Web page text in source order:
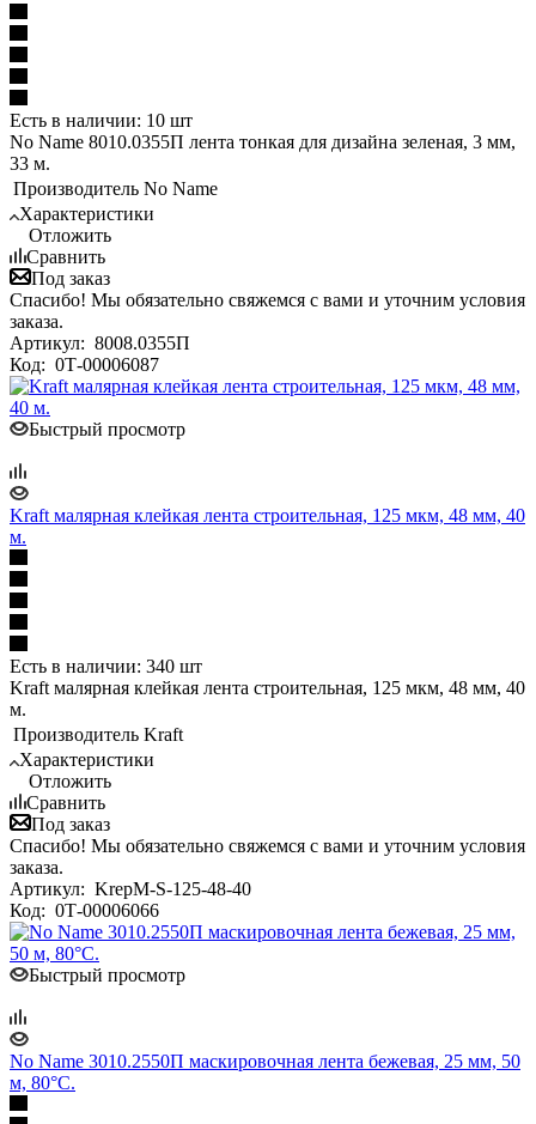
Есть в наличии: 10 шт
No Name 8010.0355П лента тонкая для дизайна зеленая, 3 мм,
33 м.
Производитель No Name
Характеристики
Отложить
Сравнить
Под заказ
Спасибо! Мы обязательно свяжемся с вами и уточним условия
заказа.
Артикул: 8008.0355П
Код: 0Т-00006087
Быстрый просмотр
Kraft малярная клейкая лента строительная, 125 мкм, 48 мм, 40
м.
Есть в наличии: 340 шт
Kraft малярная клейкая лента строительная, 125 мкм, 48 мм, 40
м.
Производитель Kraft
Характеристики
Отложить
Сравнить
Под заказ
Спасибо! Мы обязательно свяжемся с вами и уточним условия
заказа.
Артикул: KrepM-S-125-48-40
Код: 0Т-00006066
Быстрый просмотр
No Name 3010.2550П маскировочная лента бежевая, 25 мм, 50
м, 80°С.